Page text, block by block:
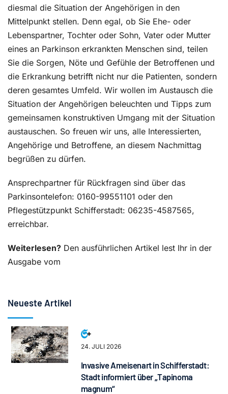
diesmal die Situation der Angehörigen in den
Mittelpunkt stellen. Denn egal, ob Sie Ehe- oder
Lebenspartner, Tochter oder Sohn, Vater oder Mutter
eines an Parkinson erkrankten Menschen sind, teilen
Sie die Sorgen, Nöte und Gefühle der Betroffenen und
die Erkrankung betrifft nicht nur die Patienten, sondern
deren gesamtes Umfeld. Wir wollen im Austausch die
Situation der Angehörigen beleuchten und Tipps zum
gemeinsamen konstruktiven Umgang mit der Situation
austauschen. So freuen wir uns, alle Interessierten,
Angehörige und Betroffene, an diesem Nachmittag
begrüßen zu dürfen.
Ansprechpartner für Rückfragen sind über das
Parkinsontelefon: 0160-99551101 oder den
Pflegestützpunkt Schifferstadt: 06235-4587565,
erreichbar.
Weiterlesen? Den ausführlichen Artikel lest Ihr in der
Ausgabe vom
Neueste Artikel
24. JULI 2026
Invasive Ameisenart in Schifferstadt:
Stadt informiert über „Tapinoma
magnum“